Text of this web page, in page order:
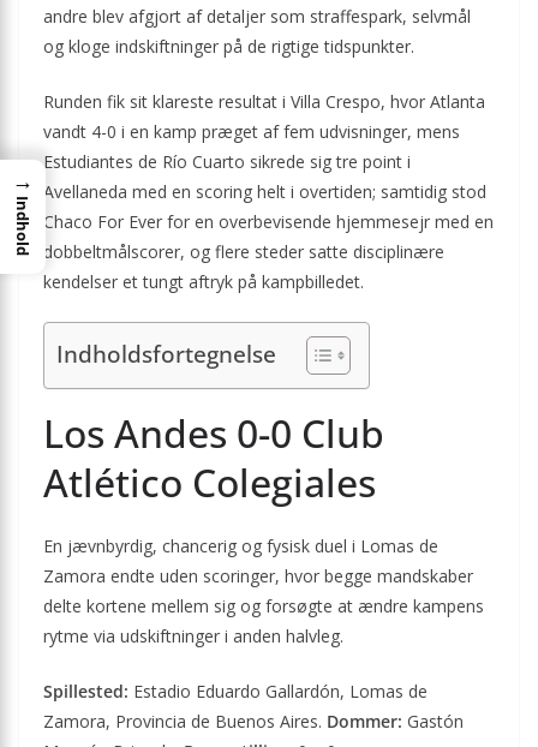
andre blev afgjort af detaljer som straffespark, selvmål
og kloge indskiftninger på de rigtige tidspunkter.
Runden fik sit klareste resultat i Villa Crespo, hvor Atlanta
vandt 4-0 i en kamp præget af fem udvisninger, mens
Estudiantes de Río Cuarto sikrede sig tre point i
Avellaneda med en scoring helt i overtiden; samtidig stod
Chaco For Ever for en overbevisende hjemmesejr med en
dobbeltmålscorer, og flere steder satte disciplinære
kendelser et tungt aftryk på kampbilledet.
Indholdsfortegnelse
Los Andes 0-0 Club
Atlético Colegiales
En jævnbyrdig, chancerig og fysisk duel i Lomas de
Zamora endte uden scoringer, hvor begge mandskaber
delte kortene mellem sig og forsøgte at ændre kampens
rytme via udskiftninger i anden halvleg.
Spillested: Estadio Eduardo Gallardón, Lomas de
Zamora, Provincia de Buenos Aires. Dommer: Gastón
→
Indhold